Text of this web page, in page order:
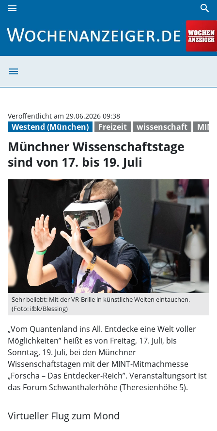
menu search
menu
Westend (München) Freizeit wissenschaft MINT
Veröffentlicht am 29.06.2026 09:38
Münchner Wissenschaftstage
sind von 17. bis 19. Juli
Sehr beliebt: Mit der VR-Brille in künstliche Welten eintauchen.
(Foto: i!bk/Blessing)
„Vom Quantenland ins All. Entdecke eine Welt voller
Möglichkeiten” heißt es von Freitag, 17. Juli, bis
Sonntag, 19. Juli, bei den Münchner
Wissenschaftstagen mit der MINT-Mitmachmesse
„Forscha – Das Entdecker-Reich”. Veranstaltungsort ist
das Forum Schwanthalerhöhe (Theresienhöhe 5).
Virtueller Flug zum Mond